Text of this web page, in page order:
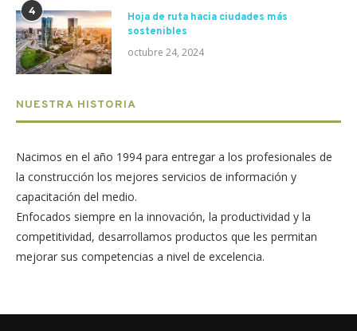
4
Hoja de ruta hacia ciudades más
sostenibles
octubre 24, 2024
NUESTRA HISTORIA
Nacimos en el año 1994 para entregar a los profesionales de
la construcción los mejores servicios de información y
capacitación del medio.
Enfocados siempre en la innovación, la productividad y la
competitividad, desarrollamos productos que les permitan
mejorar sus competencias a nivel de excelencia.